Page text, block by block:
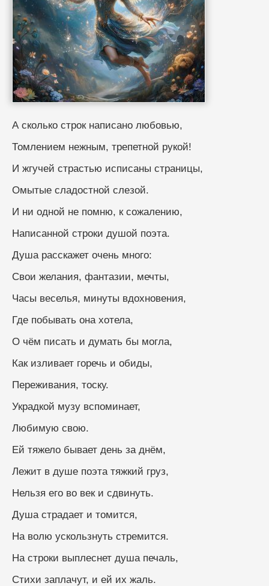
А сколько строк написано любовью,
Томлением нежным, трепетной рукой!
И жгучей страстью исписаны страницы,
Омытые сладостной слезой.
И ни одной не помню, к сожалению,
Написанной строки душой поэта.
Душа расскажет очень много:
Свои желания, фантазии, мечты,
Часы веселья, минуты вдохновения,
Где побывать она хотела,
О чём писать и думать бы могла,
Как изливает горечь и обиды,
Переживания, тоску.
Украдкой музу вспоминает,
Любимую свою.
Ей тяжело бывает день за днём,
Лежит в душе поэта тяжкий груз,
Нельзя его во век и сдвинуть.
Душа страдает и томится,
На волю ускользнуть стремится.
На строки выплеснет душа печаль,
Стихи заплачут, и ей их жаль.